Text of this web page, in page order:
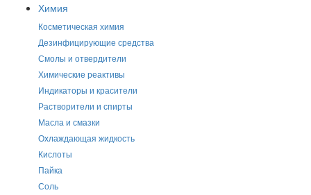
Химия
Косметическая химия
Дезинфицирующие средства
Смолы и отвердители
Химические реактивы
Индикаторы и красители
Растворители и спирты
Масла и смазки
Охлаждающая жидкость
Кислоты
Пайка
Соль